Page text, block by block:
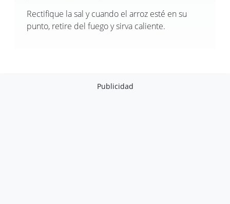
Rectifique la sal y cuando el arroz esté en su
punto, retire del fuego y sirva caliente.
Publicidad